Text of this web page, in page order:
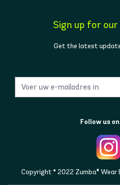
Sign up for
Get the latest
Follow us
Copyright © 2022 Zumba® Wear